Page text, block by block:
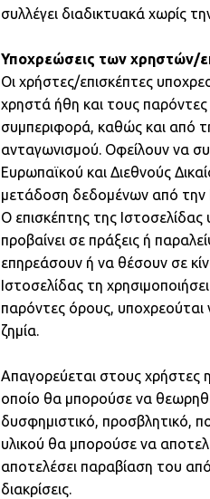
συλλέγει διαδικτυακά χωρίς
Υποχρεώσεις των χρηστών/
Οι χρήστες/επισκέπτες
χρηστά ήθη και τους
συμπεριφορά, καθώς και από
ανταγωνισμού. Οφείλουν να
Ευρωπαϊκού και Διεθνούς
μετάδοση δεδομένων από την
Ο επισκέπτης της
προβαίνει σε πράξεις ή
επηρεάσουν ή να θέσουν σε
Ιστοσελίδας τη
παρόντες όρους, υποχρεούται
ζημία.
Απαγορεύεται στους χρήστες
οποίο θα μπορούσε να
δυσφημιστικό, προσβλητικό,
υλικού θα μπορούσε να
αποτελέσει παραβίαση του
διακρίσεις.